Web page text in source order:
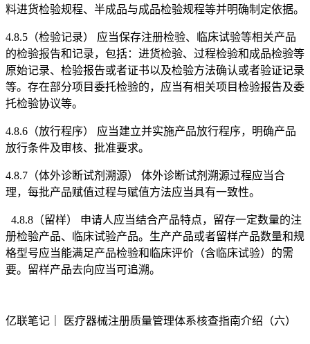
料进货检验规程、半成品与成品检验规程等并明确制定依据。
4.8.5（检验记录） 应当保存注册检验、临床试验等相关产品
的检验报告和记录，包括：进货检验、过程检验和成品检验等
原始记录、检验报告或者证书以及检验方法确认或者验证记录
等。存在部分项目委托检验的，应当有相关项目检验报告及委
托检验协议等。
4.8.6（放行程序） 应当建立并实施产品放行程序，明确产品
放行条件及审核、批准要求。
4.8.7（体外诊断试剂溯源） 体外诊断试剂溯源过程应当合
理，每批产品赋值过程与赋值方法应当具有一致性。
4.8.8（留样） 申请人应当结合产品特点，留存一定数量的注
册检验产品、临床试验产品。生产产品或者留样产品数量和规
格型号应当能满足产品检验和临床评价（含临床试验）的需
要。留样产品去向应当可追溯。
亿联笔记｜ 医疗器械注册质量管理体系核查指南介绍（六）